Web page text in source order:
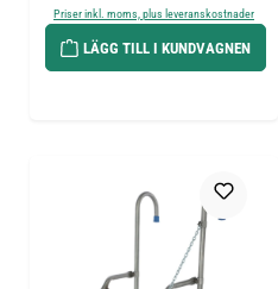
Priser inkl. moms, plus leveranskostnader
LÄGG TILL I KUNDVAGNEN